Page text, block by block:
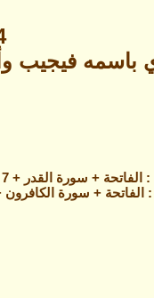
فيجيب
+ سورة القدر + 7 صمدية + المعوزتان .
+ سورة الكافرون + 6 صمدية +